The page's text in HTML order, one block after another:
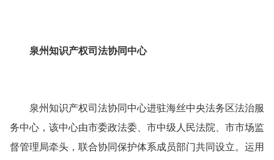
泉州知识产权司法协同中心
泉州知识产权司法协同中心进驻海丝中央法务区法治服
务中心，该中心由市委政法委、市中级人民法院、市市场监
督管理局牵头，联合协同保护体系成员部门共同设立。运用